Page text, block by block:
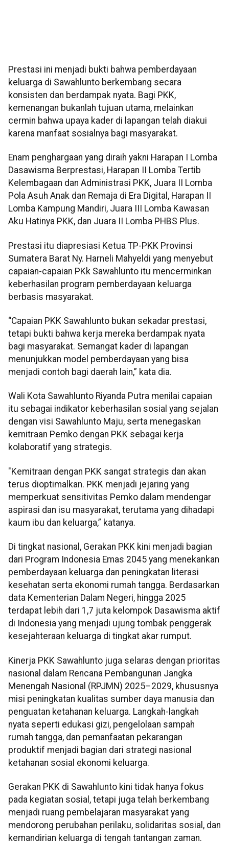
Prestasi ini menjadi bukti bahwa pemberdayaan
keluarga di Sawahlunto berkembang secara
konsisten dan berdampak nyata. Bagi PKK,
kemenangan bukanlah tujuan utama, melainkan
cermin bahwa upaya kader di lapangan telah diakui
karena manfaat sosialnya bagi masyarakat.
Enam penghargaan yang diraih yakni Harapan I Lomba
Dasawisma Berprestasi, Harapan II Lomba Tertib
Kelembagaan dan Administrasi PKK, Juara II Lomba
Pola Asuh Anak dan Remaja di Era Digital, Harapan II
Lomba Kampung Mandiri, Juara III Lomba Kawasan
Aku Hatinya PKK, dan Juara II Lomba PHBS Plus.
Prestasi itu diapresiasi Ketua TP-PKK Provinsi
Sumatera Barat Ny. Harneli Mahyeldi yang menyebut
capaian-capaian PKk Sawahlunto itu mencerminkan
keberhasilan program pemberdayaan keluarga
berbasis masyarakat.
“Capaian PKK Sawahlunto bukan sekadar prestasi,
tetapi bukti bahwa kerja mereka berdampak nyata
bagi masyarakat. Semangat kader di lapangan
menunjukkan model pemberdayaan yang bisa
menjadi contoh bagi daerah lain,” kata dia.
Wali Kota Sawahlunto Riyanda Putra menilai capaian
itu sebagai indikator keberhasilan sosial yang sejalan
dengan visi Sawahlunto Maju, serta menegaskan
kemitraan Pemko dengan PKK sebagai kerja
kolaboratif yang strategis.
"Kemitraan dengan PKK sangat strategis dan akan
terus dioptimalkan. PKK menjadi jejaring yang
memperkuat sensitivitas Pemko dalam mendengar
aspirasi dan isu masyarakat, terutama yang dihadapi
kaum ibu dan keluarga,” katanya.
Di tingkat nasional, Gerakan PKK kini menjadi bagian
dari Program Indonesia Emas 2045 yang menekankan
pemberdayaan keluarga dan peningkatan literasi
kesehatan serta ekonomi rumah tangga. Berdasarkan
data Kementerian Dalam Negeri, hingga 2025
terdapat lebih dari 1,7 juta kelompok Dasawisma aktif
di Indonesia yang menjadi ujung tombak penggerak
kesejahteraan keluarga di tingkat akar rumput.
Kinerja PKK Sawahlunto juga selaras dengan prioritas
nasional dalam Rencana Pembangunan Jangka
Menengah Nasional (RPJMN) 2025–2029, khususnya
misi peningkatan kualitas sumber daya manusia dan
penguatan ketahanan keluarga. Langkah-langkah
nyata seperti edukasi gizi, pengelolaan sampah
rumah tangga, dan pemanfaatan pekarangan
produktif menjadi bagian dari strategi nasional
ketahanan sosial ekonomi keluarga.
Gerakan PKK di Sawahlunto kini tidak hanya fokus
pada kegiatan sosial, tetapi juga telah berkembang
menjadi ruang pembelajaran masyarakat yang
mendorong perubahan perilaku, solidaritas sosial, dan
kemandirian keluarga di tengah tantangan zaman.